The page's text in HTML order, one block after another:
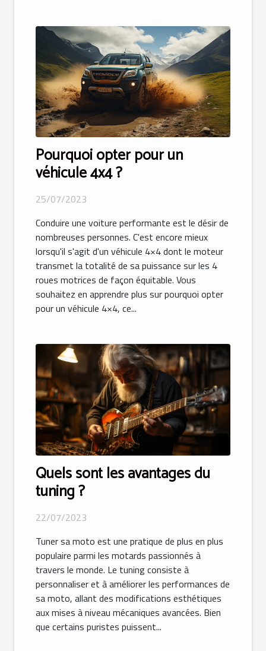
Pourquoi opter pour un
véhicule 4x4 ?
25/07/2023
Conduire une voiture performante est le désir de
nombreuses personnes. C'est encore mieux
lorsqu'il s'agit d'un véhicule 4×4 dont le moteur
transmet la totalité de sa puissance sur les 4
roues motrices de façon équitable. Vous
souhaitez en apprendre plus sur pourquoi opter
pour un véhicule 4×4, ce...
Quels sont les avantages du
tuning ?
22/07/2023
Tuner sa moto est une pratique de plus en plus
populaire parmi les motards passionnés à
travers le monde. Le tuning consiste à
personnaliser et à améliorer les performances de
sa moto, allant des modifications esthétiques
aux mises à niveau mécaniques avancées. Bien
que certains puristes puissent...